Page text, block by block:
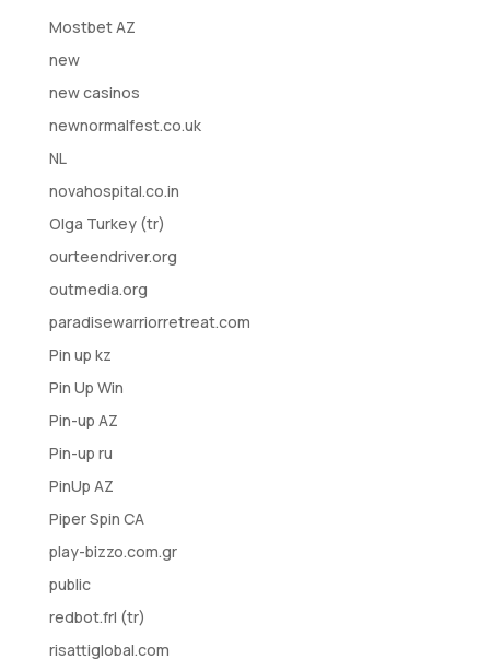
Mostbet AZ
new
new casinos
newnormalfest.co.uk
NL
novahospital.co.in
Olga Turkey (tr)
ourteendriver.org
outmedia.org
paradisewarriorretreat.com
Pin up kz
Pin Up Win
Pin-up AZ
Pin-up ru
PinUp AZ
Piper Spin CA
play-bizzo.com.gr
public
redbot.frl (tr)
risattiglobal.com